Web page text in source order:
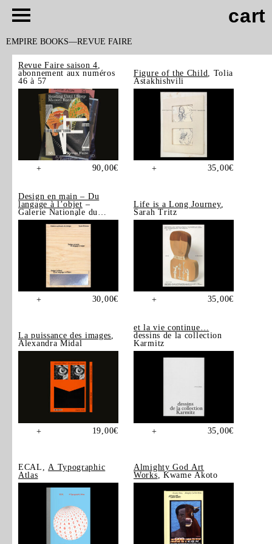
cart
EMPIRE BOOKS REVUE FAIRE
Revue Faire saison 4
abonnement aux numéros
46 à 57
+ 90,00€
Figure of the Child
, Tolia
Astakhishvili
+ 35,00€
Design en main – Du
langage à l’objet –
Galerie Nationale du
Design, Saint-Étienne
+ 30,00€
Life is a Long Journey,
Sarah Tritz
+ 35,00€
La puissance des images,
Alexandra Midal
+ 19,00€
et la vie continue…
dessins de la collection
Karmitz
+ 35,00€
ECAL, A Typographic
Atlas
Almighty God Art
Works , Kwame Akoto